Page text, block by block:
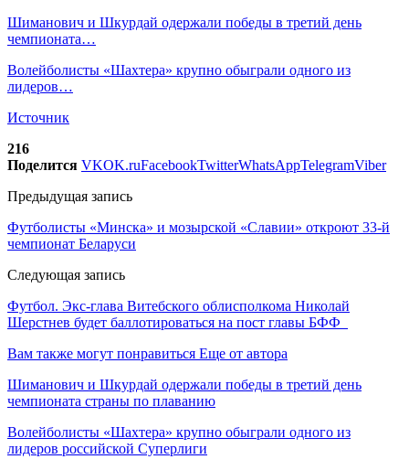
Шиманович и Шкурдай одержали победы в третий день
чемпионата…
Волейболисты «Шахтера» крупно обыграли одного из
лидеров…
Источник
216
Поделится VKOK.ruFacebookTwitterWhatsAppTelegramViber
Предыдущая запись
Футболисты «Минска» и мозырской «Славии» откроют 33-й
чемпионат Беларуси
Следующая запись
Футбол. Экс-глава Витебского облисполкома Николай
Шерстнев будет баллотироваться на пост главы БФФ
Вам также могут понравиться Еще от автора
Шиманович и Шкурдай одержали победы в третий день
чемпионата страны по плаванию
Волейболисты «Шахтера» крупно обыграли одного из
лидеров российской Суперлиги